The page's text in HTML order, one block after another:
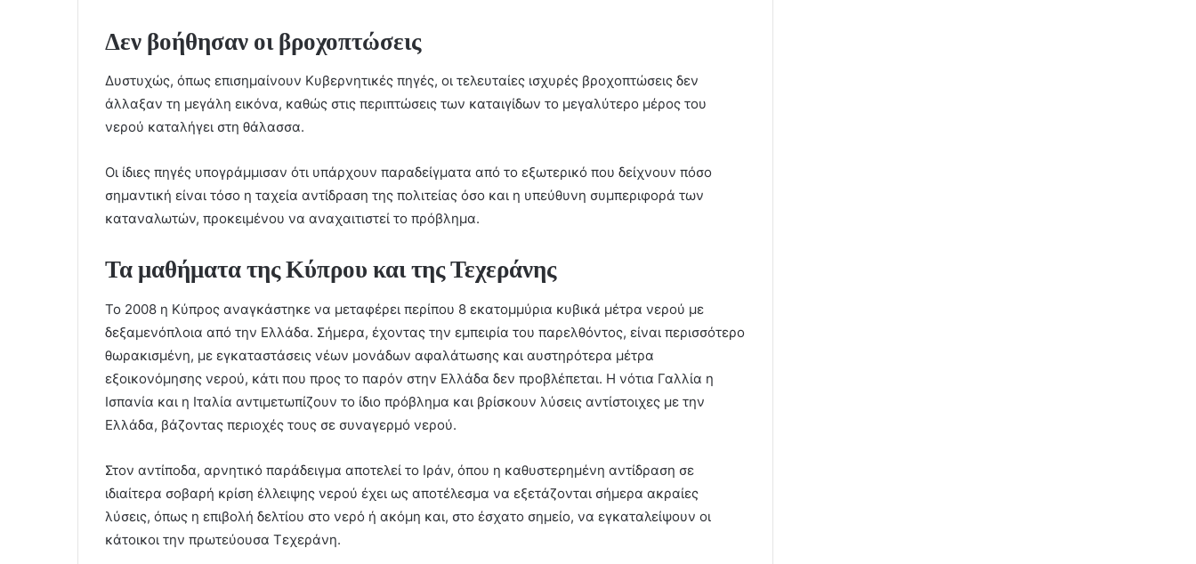
Δεν βοήθησαν οι βροχοπτώσεις
Δυστυχώς, όπως επισημαίνουν Κυβερνητικές πηγές, οι τελευταίες ισχυρές βροχοπτώσεις δεν
άλλαξαν τη μεγάλη εικόνα, καθώς στις περιπτώσεις των καταιγίδων το μεγαλύτερο μέρος του
νερού καταλήγει στη θάλασσα.
Οι ίδιες πηγές υπογράμμισαν ότι υπάρχουν παραδείγματα από το εξωτερικό που δείχνουν πόσο
σημαντική είναι τόσο η ταχεία αντίδραση της πολιτείας όσο και η υπεύθυνη συμπεριφορά των
καταναλωτών, προκειμένου να αναχαιτιστεί το πρόβλημα.
Τα μαθήματα της Κύπρου και της Τεχεράνης
Το 2008 η Κύπρος αναγκάστηκε να μεταφέρει περίπου 8 εκατομμύρια κυβικά μέτρα νερού με
δεξαμενόπλοια από την Ελλάδα. Σήμερα, έχοντας την εμπειρία του παρελθόντος, είναι περισσότερο
θωρακισμένη, με εγκαταστάσεις νέων μονάδων αφαλάτωσης και αυστηρότερα μέτρα
εξοικονόμησης νερού, κάτι που προς το παρόν στην Ελλάδα δεν προβλέπεται. Η νότια Γαλλία η
Ισπανία και η Ιταλία αντιμετωπίζουν το ίδιο πρόβλημα και βρίσκουν λύσεις αντίστοιχες με την
Ελλάδα, βάζοντας περιοχές τους σε συναγερμό νερού.
Στον αντίποδα, αρνητικό παράδειγμα αποτελεί το Ιράν, όπου η καθυστερημένη αντίδραση σε
ιδιαίτερα σοβαρή κρίση έλλειψης νερού έχει ως αποτέλεσμα να εξετάζονται σήμερα ακραίες
λύσεις, όπως η επιβολή δελτίου στο νερό ή ακόμη και, στο έσχατο σημείο, να εγκαταλείψουν οι
κάτοικοι την πρωτεύουσα Τεχεράνη.